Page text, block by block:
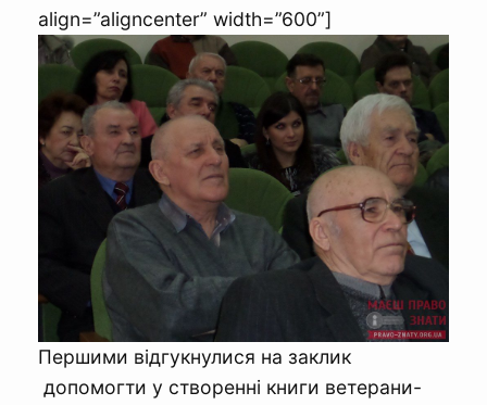
align=”aligncenter” width=”600”]
Першими відгукнулися на заклик
допомогти у створенні книги ветерани-